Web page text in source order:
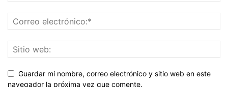
Guardar mi nombre, correo electrónico y sitio web en este
navegador la próxima vez que comente.